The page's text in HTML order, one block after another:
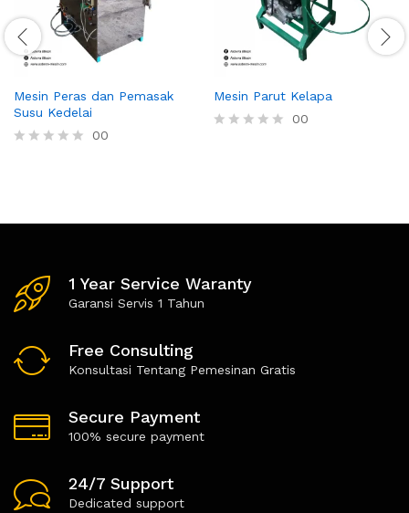
Mesin Peras dan Pemasak
Susu Kedelai
o
f
00
Mesin Parut Kelapa
o
f
00
1 Year Service Waranty
Garansi Servis 1 Tahun
Free Consulting
Konsultasi Tentang Pemesinan Gratis
Secure Payment
100% secure payment
24/7 Support
Dedicated support